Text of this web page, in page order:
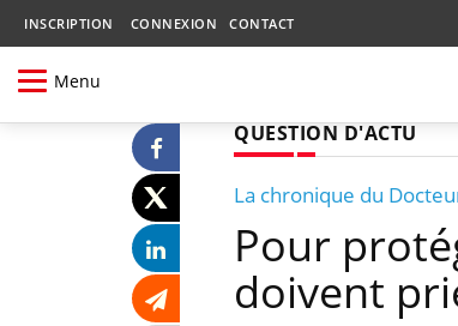
INSCRIPTION CONNEXION CONTACT
Menu
QUESTION D'ACTU
La chronique du
Pour
doivent